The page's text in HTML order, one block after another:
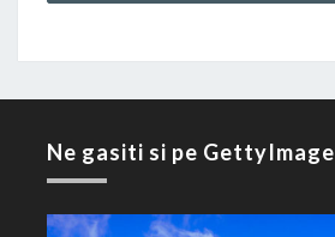
Ne gasiti si pe GettyImage